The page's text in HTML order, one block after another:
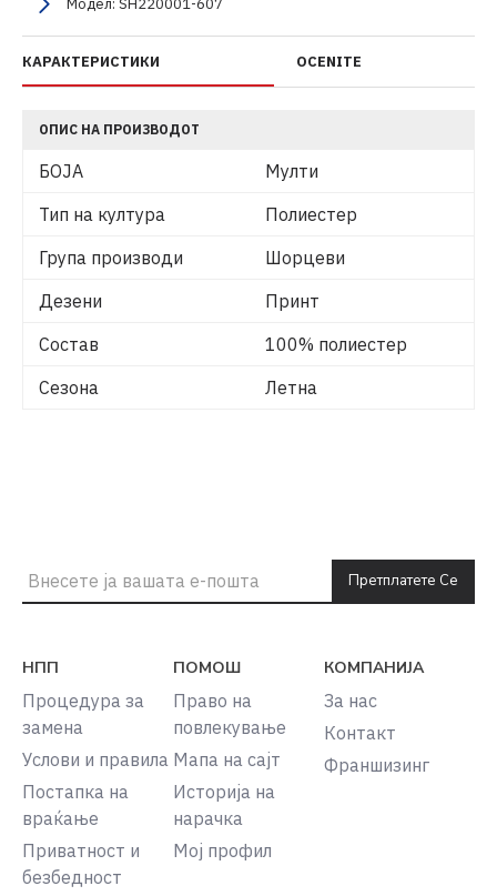
Модел: SH220001-607
КАРАКТЕРИСТИКИ OCENITE
ОПИС НА ПРОИЗВОДОТ
БОЈА
Мулти
Тип на култура
Полиестер
Група производи
Шорцеви
Дезени
Принт
Состав
100% полиестер
Сезона
Летна
Претплатете Се
НПП
Процедура за
замена
Услови и правила
Постапка на
враќање
Приватност и
безбедност
ПОМОШ
Право на
повлекување
Мапа на сајт
Историја на
нарачка
Мој профил
КОМПАНИЈА
За нас
Контакт
Франшизинг